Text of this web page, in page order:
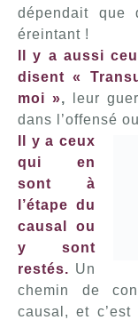
dépendait que
éreintant !
Il y a aussi
disent «
moi », leur
dans l’offensé
Il y a ceux
qui en
sont à
l’étape du
causal ou
y sont
restés. Un
chemin de
causal, et